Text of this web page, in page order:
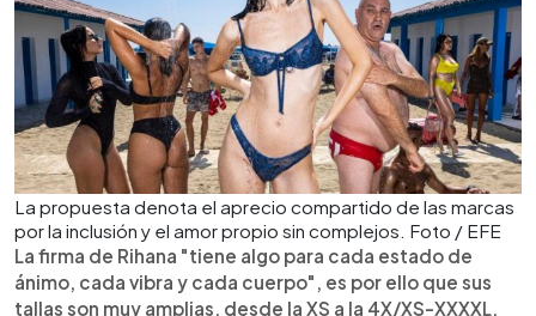
La propuesta denota el aprecio compartido de las marcas
por la inclusión y el amor propio sin complejos. Foto / EFE
La firma de Rihana "tiene algo para cada estado de
ánimo, cada vibra y cada cuerpo", es por ello que sus
tallas son muy amplias, desde la XS a la 4X/XS-XXXXL,